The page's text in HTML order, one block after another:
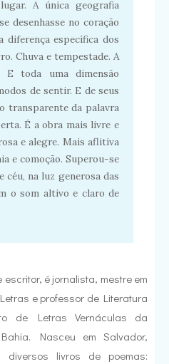
A única geografia
desenhasse no coração
diferença específica dos
Chuva e tempestade. A
E toda uma dimensão
de sentir. E de seus
transparente da palavra
É a obra mais livre e
e alegre. Mais aflitiva
e comoção. Superou-se
na luz generosa das
o som altivo e claro de
escritor, é jornalista, mestre em
e professor de Literatura
de Letras Vernáculas da
Nasceu em Salvador,
diversos livros de poemas: